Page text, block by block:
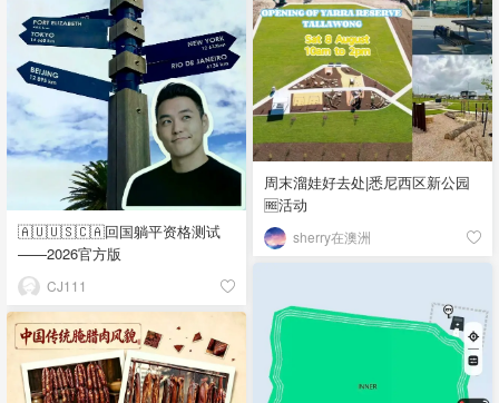
周末溜娃好去处|悉尼西区新公园
🆓活动
sherry在澳洲
🇦🇺🇺🇸🇨🇦回国躺平资格测试
——2026官方版
CJ111